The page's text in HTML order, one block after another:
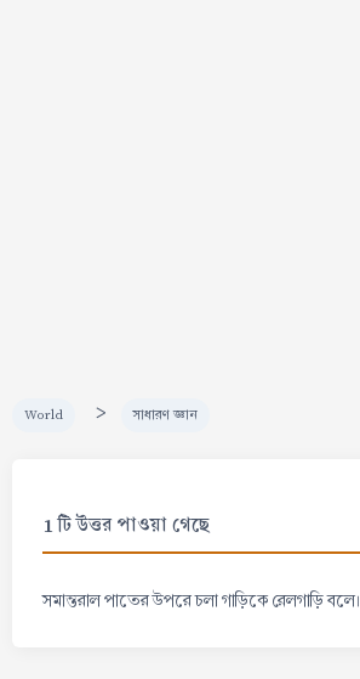
World > সাধারণ জ্ঞান
1 টি উত্তর পাওয়া গেছে
সমান্তরাল পাতের উপরে চলা গাড়িকে রেলগাড়ি বলে।